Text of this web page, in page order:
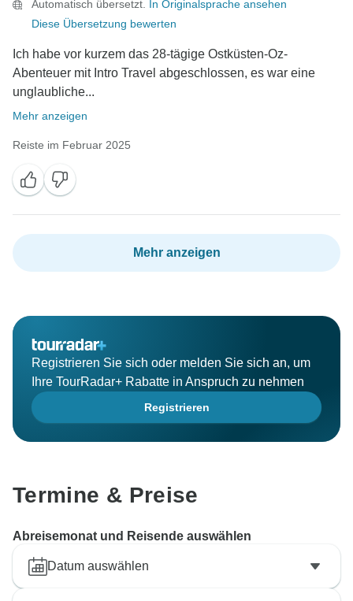
Automatisch übersetzt. In Originalsprache ansehen
Diese Übersetzung bewerten
Ich habe vor kurzem das 28-tägige Ostküsten-Oz-
Abenteuer mit Intro Travel abgeschlossen, es war eine
unglaubliche...
Mehr anzeigen
Reiste im Februar 2025
Mehr anzeigen
Registrieren Sie sich oder melden Sie sich an, um
Ihre TourRadar+ Rabatte in Anspruch zu nehmen
Registrieren
Termine & Preise
Abreisemonat und Reisende auswählen
Datum auswählen